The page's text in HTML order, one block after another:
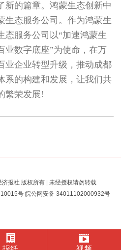
新的篇章。鸿蒙生态创新中
生态服务公司。作为鸿蒙生
态服务公司以“加速鸿蒙生
业数字底座”为使命，在万
业企业转型升级，推动成都
系的构建和发展，让我们共
繁荣发展!
报社 版权所有 | 未经授权请勿转载
号 皖公网安备 34011102000932号